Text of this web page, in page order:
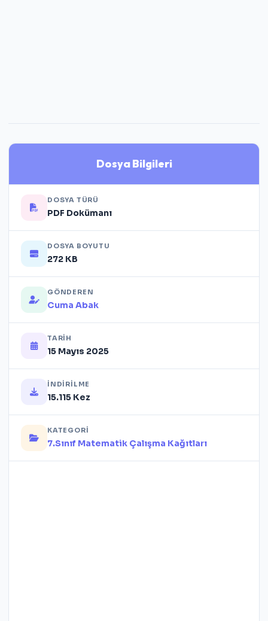
Dosya Bilgileri
DOSYA TÜRÜ
PDF Dokümanı
DOSYA BOYUTU
272 KB
GÖNDEREN
Cuma Abak
TARIH
15 Mayıs 2025
İNDIRILME
15.115 Kez
KATEGORI
7.Sınıf Matematik Çalışma Kağıtları